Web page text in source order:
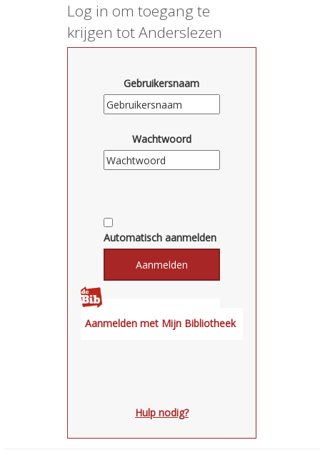
Log in om toegang te
krijgen tot Anderslezen
Gebruikersnaam
Wachtwoord
Automatisch aanmelden
Hulp nodig?